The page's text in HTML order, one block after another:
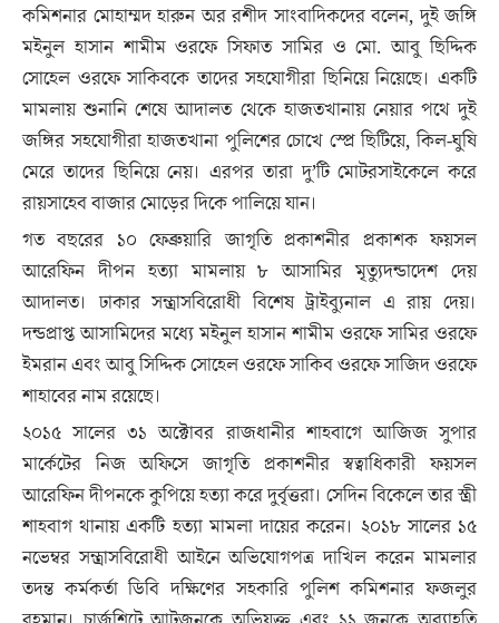
কমিশনার মোহাম্মদ হারুন অর রশীদ সাংবাদিকদের বলেন, দুই জঙ্গি
মইনুল হাসান শামীম ওরফে সিফাত সামির ও মো. আবু ছিদ্দিক
সোহেল ওরফে সাকিবকে তাদের সহযোগীরা ছিনিয়ে নিয়েছে। একটি
মামলায় শুনানি শেষে আদালত থেকে হাজতখানায় নেয়ার পথে দুই
জঙ্গির সহযোগীরা হাজতখানা পুলিশের চোখে স্প্রে ছিটিয়ে, কিল-ঘুষি
মেরে তাদের ছিনিয়ে নেয়। এরপর তারা দু’টি মোটরসাইকেলে করে
রায়সাহেব বাজার মোড়ের দিকে পালিয়ে যান।
গত বছরের ১০ ফেব্রুয়ারি জাগৃতি প্রকাশনীর প্রকাশক ফয়সল
আরেফিন দীপন হত্যা মামলায় ৮ আসামির মৃত্যুদন্ডাদেশ দেয়
আদালত। ঢাকার সন্ত্রাসবিরোধী বিশেষ ট্রাইব্যুনাল এ রায় দেয়।
দন্ডপ্রাপ্ত আসামিদের মধ্যে মইনুল হাসান শামীম ওরফে সামির ওরফে
ইমরান এবং আবু সিদ্দিক সোহেল ওরফে সাকিব ওরফে সাজিদ ওরফে
শাহাবের নাম রয়েছে।
২০১৫ সালের ৩১ অক্টোবর রাজধানীর শাহবাগে আজিজ সুপার
মার্কেটের নিজ অফিসে জাগৃতি প্রকাশনীর স্বত্বাধিকারী ফয়সল
আরেফিন দীপনকে কুপিয়ে হত্যা করে দুর্বৃত্তরা। সেদিন বিকেলে তার স্ত্রী
শাহবাগ থানায় একটি হত্যা মামলা দায়ের করেন। ২০১৮ সালের ১৫
নভেম্বর সন্ত্রাসবিরোধী আইনে অভিযোগপত্র দাখিল করেন মামলার
তদন্ত কর্মকর্তা ডিবি দক্ষিণের সহকারি পুলিশ কমিশনার ফজলুর